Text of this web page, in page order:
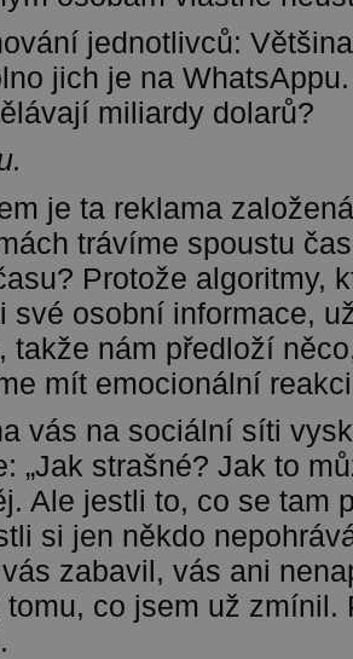
jednotlivců:
jich je na
miliardy dolarů?
je ta reklama
trávíme spoustu
Protože algoritmy,
své osobní informace,
takže nám předloží
mít emocionální
vás na sociální síti
„Jak strašné? Jak to
Ale jestli to, co se tam
si jen někdo
zabavil, vás ani
co jsem už zmínil.